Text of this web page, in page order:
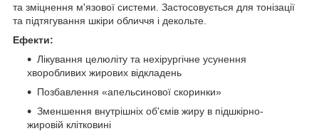
та зміцнення м'язової системи. Застосовується для тонізації
та підтягування шкіри обличчя і декольте.
Ефекти:
Лікування целюліту та нехірургічне усунення
хворобливих жирових відкладень
Позбавлення «апельсинової скоринки»
Зменшення внутрішніх об'ємів жиру в підшкірно-
жировій клітковині